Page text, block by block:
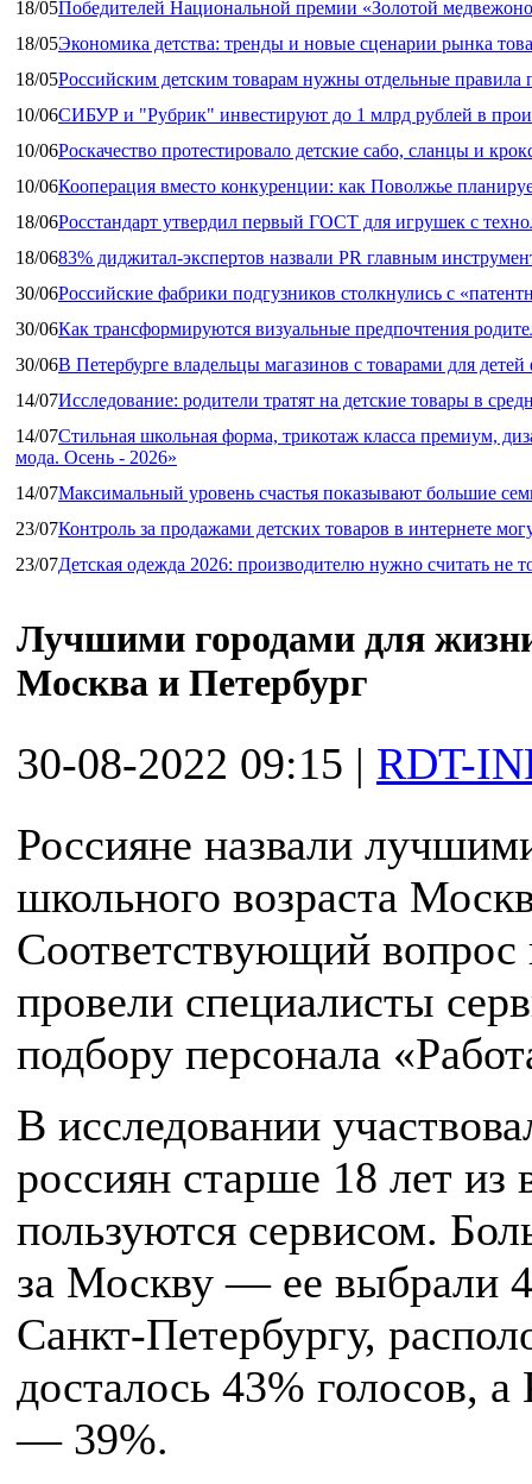
18/05Победителей Национальной премии «Золотой
18/05Экономика детства: тренды и новые сценарии рынка
18/05Российским детским товарам нужны отдельные правила
10/06СИБУР и "Рубрик" инвестируют до 1 млрд рублей в
10/06Роскачество протестировало детские сабо, сланцы и
10/06Кооперация вместо конкуренции: как Поволжье
18/06Росстандарт утвердил первый ГОСТ для игрушек с
18/0683% диджитал‑экспертов назвали PR главным
30/06Российские фабрики подгузников столкнулись с
30/06Как трансформируются визуальные предпочтения
30/06В Петербурге владельцы магазинов с товарами для
14/07Исследование: родители тратят на детские товары в
14/07Стильная школьная форма, трикотаж класса премиум,
мода. Осень - 2026»
14/07Максимальный уровень счастья показывают большие
23/07Контроль за продажами детских товаров в интернете
23/07Детская одежда 2026: производителю нужно считать не
Лучшими городами для
Москва и Петербург
30-08-2022 09:15 | RDT-
Россияне назвали
школьного возраста
Соответствующий вопрос
провели специалисты
подбору персонала
В исследовании
россиян старше 18 лет из
пользуются сервисом.
за Москву — ее выбрали
Санкт-Петербургу,
досталось 43% голосов, а
— 39%.